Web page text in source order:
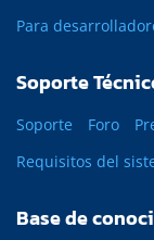
Para
Soporte
Soporte Foro
Requisitos del
Base de